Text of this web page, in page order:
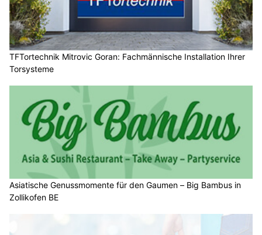
TFTortechnik Mitrovic Goran: Fachmännische Installation Ihrer
Torsysteme
Asiatische Genussmomente für den Gaumen – Big Bambus in
Zollikofen BE